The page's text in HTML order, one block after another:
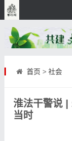
首页 > 社会
淮法干警说 |
当时